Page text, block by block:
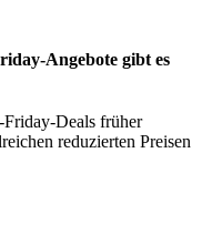
gibt es
früher
reduzierten Preisen